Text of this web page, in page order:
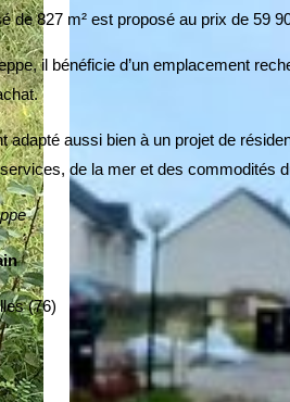
de 827 m² est proposé au prix de 59
, il bénéficie d’un emplacement
adapté aussi bien à un projet de
de la mer et des commodités
(76)